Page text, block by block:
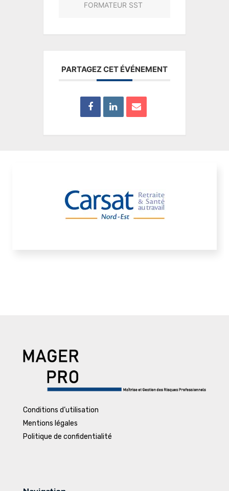
FORMATEUR SST
PARTAGEZ CET ÉVÉNEMENT
Conditions d’utilisation
Mentions légales
Politique de confidentialité